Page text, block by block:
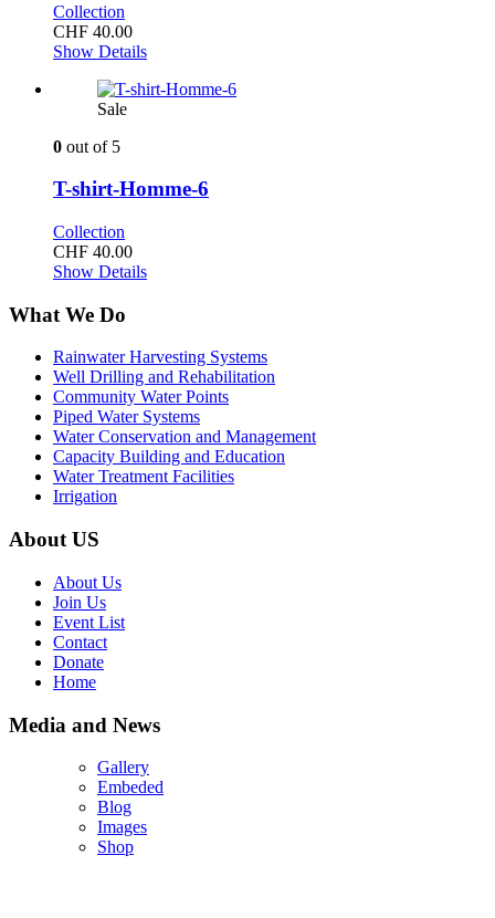
Collection
CHF 40.00
Show Details
Sale
0 out of 5
T-shirt-Homme-6
Collection
CHF 40.00
Show Details
What We Do
Rainwater Harvesting Systems
Well Drilling and Rehabilitation
Community Water Points
Piped Water Systems
Water Conservation and Management
Capacity Building and Education
Water Treatment Facilities
Irrigation
About US
About Us
Join Us
Event List
Contact
Donate
Home
Media and News
Gallery
Embeded
Blog
Images
Shop